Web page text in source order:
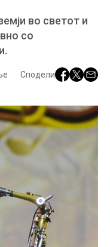
во светот и
со
Сподели